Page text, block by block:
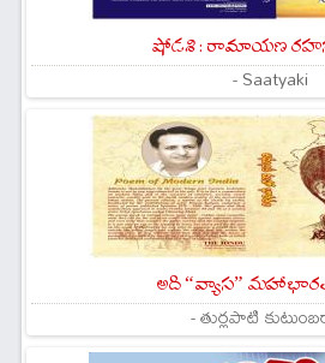
షోడశి : రామాయణ
- Saatyaki
అది “వ్యాస”
- తుర్లపాటి